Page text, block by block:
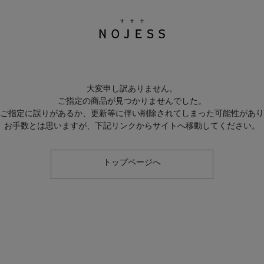
大変申し訳ありません。
ご指定の商品が見つかりませんでした。
指定に誤りがあるか、更新等に伴い削除されてしまった可能性があ
お手数とは思いますが、下記リンクからサイトへ移動してください。
トップページへ